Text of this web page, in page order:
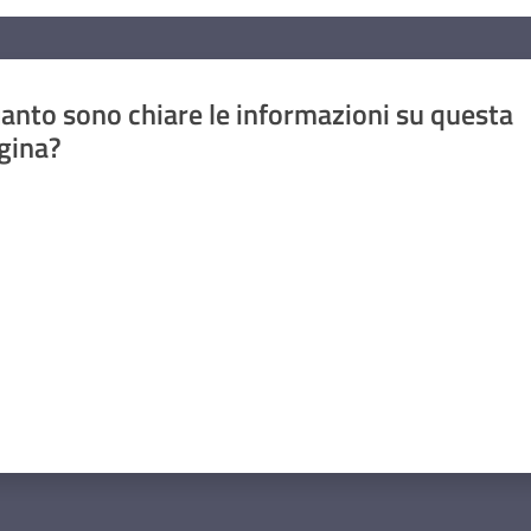
sono chiare le informazioni su questa